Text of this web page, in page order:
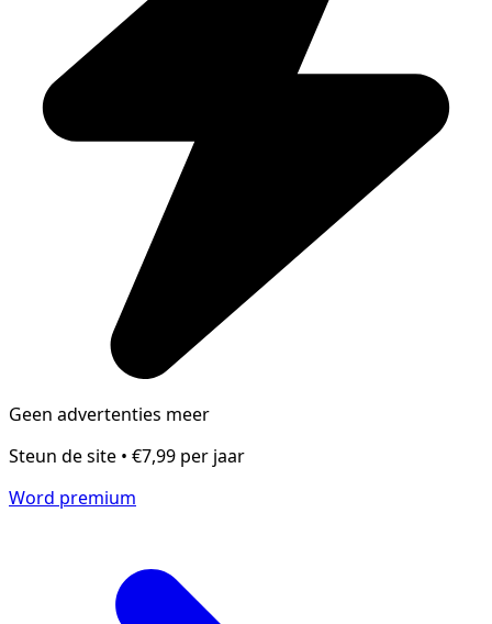
Geen advertenties meer
Steun de site • €7,99 per jaar
Word premium